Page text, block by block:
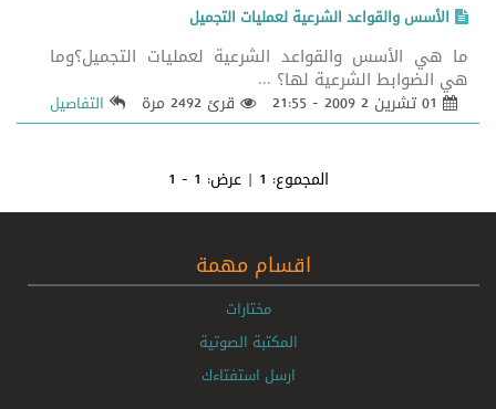
الأسس والقواعد الشرعية لعمليات التجميل
ما هي الأسس والقواعد الشرعية لعمليات التجميل؟وما
هي الضوابط الشرعية لها؟ ...
قرئ 2492 مرة التفاصيل
المجموع: 1 | عرض: 1 - 1
اقسام مهمة
مختارات
المكتبة الصوتية
ارسل استفتاءك